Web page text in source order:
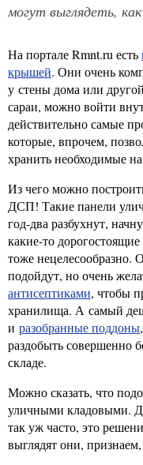
могут выглядеть,
На портале Rmnt.ru есть
крышей. Они очень
у стены дома или
сараи, можно войти
действительно самые
которые, впрочем,
хранить необходимые
Из чего можно
ДСП! Такие панели
год-два разбухнут,
какие-то
тоже
подойдут, но очень
антисептиками, чтобы
хранилища. А самый
и разобранные поддоны
раздобыть совершенно
складе.
Можно сказать, что
уличными кладовыми.
так уж часто, это
выглядят они,